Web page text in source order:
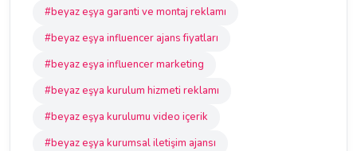
#beyaz eşya garanti ve montaj reklamı
#beyaz eşya influencer ajans fiyatları
#beyaz eşya influencer marketing
#beyaz eşya kurulum hizmeti reklamı
#beyaz eşya kurulumu video içerik
#beyaz eşya kurumsal iletişim ajansı